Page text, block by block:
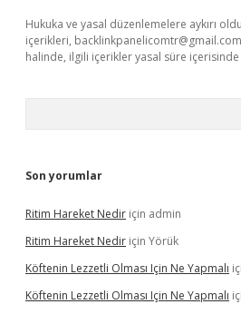
Hukuka ve yasal düzenlemelere aykırı
içerikleri, backlinkpanelicomtr@gmail.com
halinde, ilgili içerikler yasal süre içerisinde
Son yorumlar
Ritim Hareket Nedir için admin
Ritim Hareket Nedir için Yörük
Köftenin Lezzetli Olması Için Ne Yapmalı
Köftenin Lezzetli Olması Için Ne Yapmalı